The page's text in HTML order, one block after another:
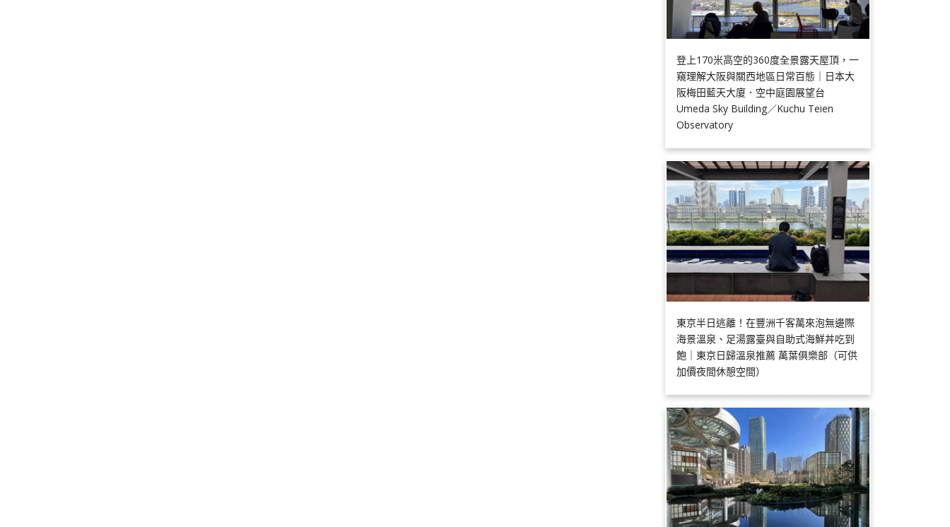
登上170米高空的360度全景露天屋頂，一
窺理解大阪與關西地區日常百態｜日本大
阪梅田藍天大廈．空中庭園展望台
Umeda Sky Building／Kuchu Teien
Observatory
東京半日逃離！在豐洲千客萬來泡無邊際
海景溫泉、足湯露臺與自助式海鮮丼吃到
飽｜東京日歸溫泉推薦 萬葉俱樂部（可供
加價夜間休憩空間）